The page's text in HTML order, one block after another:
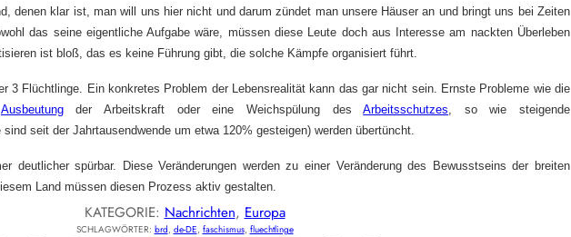
denen klar ist, man will uns hier nicht und darum zündet man unsere Häuser an und bringt uns bei Zeiten
das seine eigentliche Aufgabe wäre, müssen diese Leute doch aus Interesse am nackten Überleben
ist bloß, das es keine Führung gibt, die solche Kämpfe organisiert führt.
3 Flüchtlinge. Ein konkretes Problem der Lebensrealität kann das gar nicht sein. Ernste Probleme wie die
Ausbeutungder Arbeitskraft oder eine Weichspülung desArbeitsschutzes , so wie steigende
sind seit der Jahrtausendwende um etwa 120% gesteigen) werden übertüncht.
deutlicher spürbar. Diese Veränderungen werden zu einer Veränderung des Bewusstseins der breiten
Land müssen diesen Prozess aktiv gestalten.
KATEGORIE: Nachrichten, Europa
SCHLAGWÖRTER: brd, de-DE, faschismus, fluechtlinge